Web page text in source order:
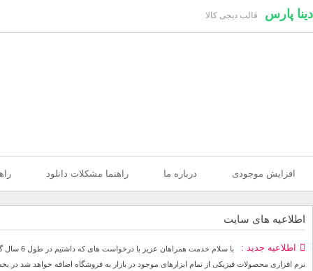
دینا پارس قالب دیجی کالا
افزایش موجودی درباره ما راهنما مشکلات دانلود
اطلاعیه های سایت
اطلاعیه جدید
با
نرم افزاری محصولات فیزیکی از تمام ابزارهای موجود در بازار به فروشگاه اضافه خواهد شد در